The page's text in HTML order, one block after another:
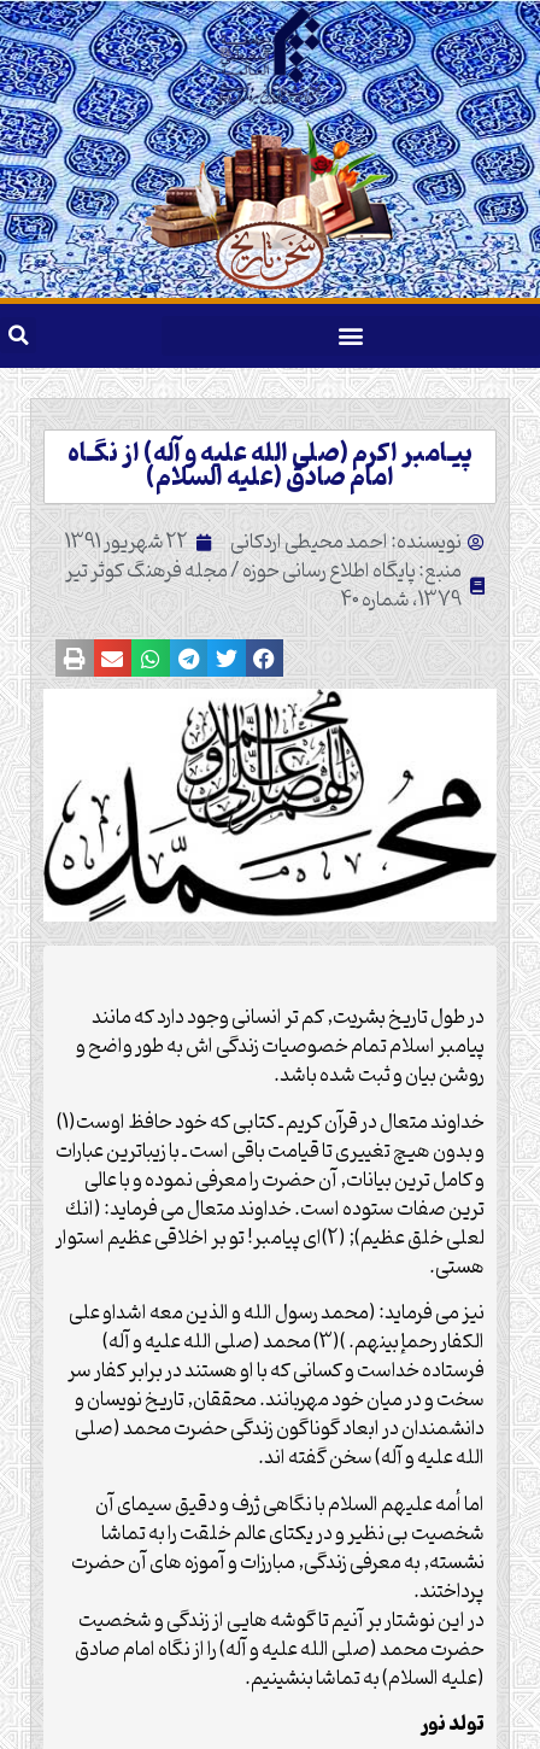
پيـامبر اكرم (صلی الله علیه و آله) از نگـاه
امام صادق (علیه السلام)
نویسنده: احمد محیطی اردکانی 22 شهریور 1391
منبع: پایگاه اطلاع رسانی حوزه / مجله فرهنگ کوثر تیر
1379، شماره 40
در طول تاريخ بشريت, كم تر انسانى وجود دارد كه مانند
پيامبر اسلام تمام خصوصيات زندگى اش به طور واضح و
روشن بيان و ثبت شده باشد.
خداوند متعال در قرآن كريم ـ كتابى كه خود حافظ اوست(1)
و بدون هيچ تغييرى تا قيامت باقى است ـ با زيباترين عبارات
و كامل ترين بيانات, آن حضرت را معرفى نموده و با عالى
ترين صفات ستوده است. خداوند متعال مى فرمايد: (انك
لعلى خلق عظيم); (2)اى پيامبر! تو بر اخلاقى عظيم استوار
هستى.
نيز مى فرمايد: (محمد رسول الله و الذين معه اشداو على
الكفار رحمإ بينهم. )(3) محمد (صلی الله علیه و آله)
فرستاده خداست و كسانى كه با او هستند در برابر كفار سر
سخت و در ميان خود مهربانند. محققان, تاريخ نويسان و
دانشمندان در ابعاد گوناگون زندگى حضرت محمد (صلی
الله علیه و آله) سخن گفته اند.
اما أمه عليهم السلام با نگاهى ژرف و دقيق سيماى آن
شخصيت بى نظير و در يكتاى عالم خلقت را به تماشا
نشسته, به معرفى زندگى, مبارزات و آموزه هاى آن حضرت
پرداختند.
در اين نوشتار بر آنيم تا گوشه هايى از زندگى و شخصيت
حضرت محمد (صلی الله علیه و آله) را از نگاه امام صادق
(علیه السلام) به تماشا بنشينيم.
تولد نور